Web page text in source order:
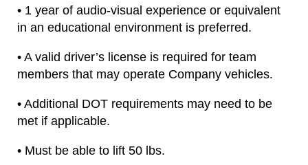
• 1 year of audio-visual experience or equivalent
in an educational environment is preferred.
• A valid driver’s license is required for team
members that may operate Company vehicles.
• Additional DOT requirements may need to be
met if applicable.
• Must be able to lift 50 lbs.